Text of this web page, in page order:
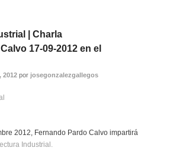
| Charla
17-09-2012 en el
2012 por josegonzalezgallegos
2012, Fernando Pardo Calvo impartirá
Industrial.